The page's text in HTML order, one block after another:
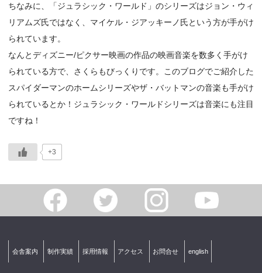
ちなみに、「ジュラシック・ワールド」のシリーズはジョン・ウィ
リアムズ氏ではなく、マイケル・ジアッキーノ氏という方が手がけ
られています。
なんとディズニー/ピクサー映画の作品の映画音楽を数多く手がけ
られている方で、さくらもびっくりです。このブログでご紹介した
スパイダーマンのホームシリーズやザ・バットマンの音楽も手がけ
られているとか！ジュラシック・ワールドシリーズは音楽にも注目
ですね！
+3
会舎案内 制作実績 採用情報 アクセス お問合せ english